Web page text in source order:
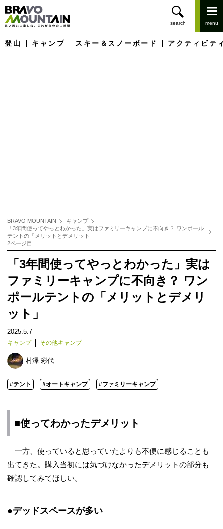
登山 キャンプ スキー＆スノーボード アクティビテ
BRAVO MOUNTAIN
キャンプ
「3年間使ってやっとわかった」実はファミリーキャンプに不向き？ ワンポール
テントの「メリットとデメリット」
2ページ目
「3年間使ってやっとわかった」実は
ファミリーキャンプに不向き？ ワン
ポールテントの「メリットとデメリ
ット」
2025.5.7
キャンプ その他キャンプ
村澤 彩代
#テント #オートキャンプ #ファミリーキャンプ
■使ってわかったデメリット
一方、使っていると思っていたよりも不便に感じることも
出てきた。購入当初には気づけなかったデメリットの部分も
確認してみてほしい。
●デッドスペースが多い